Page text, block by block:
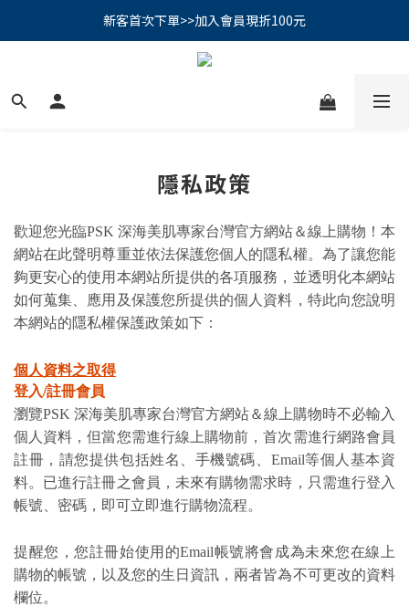
PSK 光防禦柔霧防曬棒｜小霧棒閃亮登場✨ 新品上市優惠中！
新客首次下單>>加入會員現折100元
📢綁定LINE好友再領500｜👉點我綁定
PSK 光防禦柔霧防曬棒｜小霧棒閃亮登場✨ 新品上市優惠中！
隱私政策
歡迎您光臨PSK 深海美肌專家台灣官方網站＆線上購物！本
網站在此聲明尊重並依法保護您個人的隱私權。為了讓您能
夠更安心的使用本網站所提供的各項服務，並透明化本網站
如何蒐集、應用及保護您所提供的個人資料，特此向您說明
本網站的隱私權保護政策如下：
個人資料之取得
登入/註冊會員
瀏覽PSK 深海美肌專家台灣官方網站＆線上購物時不必輸入
個人資料，但當您需進行線上購物前，首次需進行網路會員
註冊，請您提供包括姓名、手機號碼、Email等個人基本資
料。已進行註冊之會員，未來有購物需求時，只需進行登入
帳號、密碼，即可立即進行購物流程。
提醒您，您註冊始使用的Email帳號將會成為未來您在線上
購物的帳號，以及您的生日資訊，兩者皆為不可更改的資料
欄位。